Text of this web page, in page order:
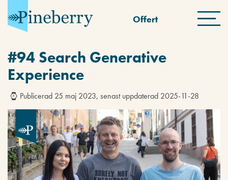
Offert
#94 Search Generative
Experience
Publicerad 25 maj 2023, senast uppdaterad 2025-11-28